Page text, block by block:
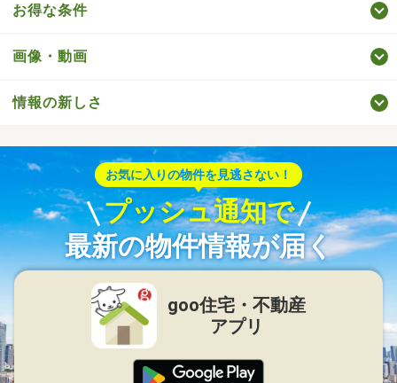
お得な条件
画像・動画
情報の新しさ
お気に入りの物件を見逃さない！
プッシュ通知で
最新の物件情報が届く
goo住宅・不動産
アプリ